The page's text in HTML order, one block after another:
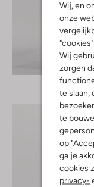
Wij, en
onze
Wij
zorgen
te slaan,
te
op
ga je
cookies
privacy-
Ontdek